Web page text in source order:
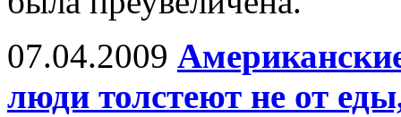
07.04.2009
люди толстеют не от